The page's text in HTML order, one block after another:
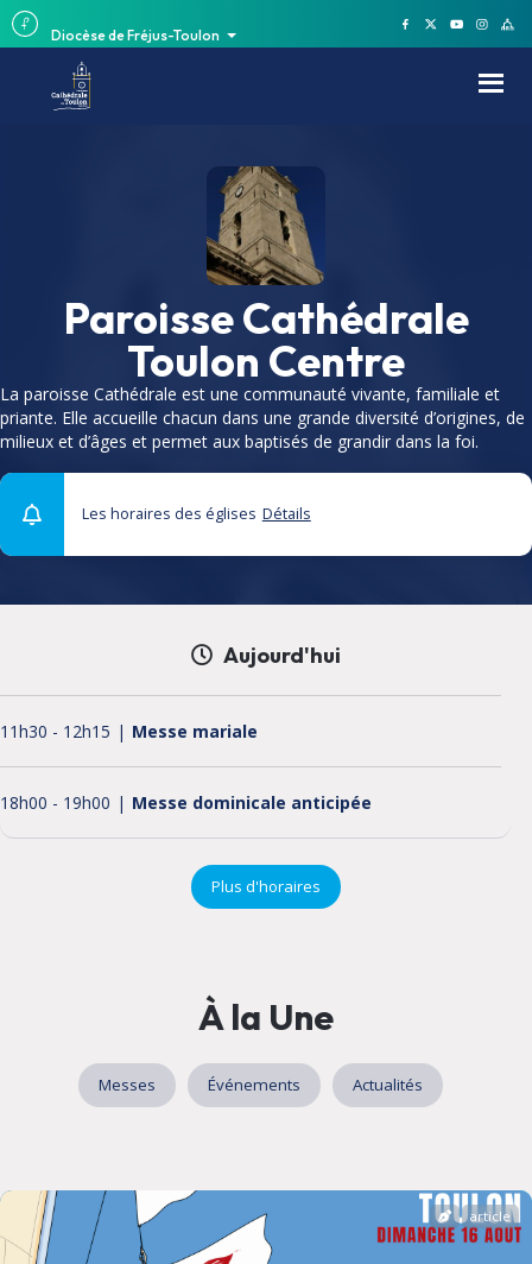
Diocèse de Fréjus-Toulon
Paroisse Cathédrale
Toulon Centre
La paroisse Cathédrale est une communauté vivante, familiale et
priante. Elle accueille chacun dans une grande diversité d’origines, de
milieux et d’âges et permet aux baptisés de grandir dans la foi.
Les horaires des églises Détails
Aujourd'hui
11h30 - 12h15 Messe mariale
18h00 - 19h00 Messe dominicale anticipée
Plus d'horaires
À la Une
Messes Événements Actualités
article